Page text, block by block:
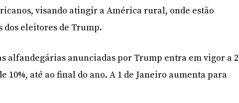
visando atingir a América rural, onde estão
dos eleitores de Trump.
alfandegárias anunciadas por Trump entra em vigor a
10%, até ao final do ano. A 1 de Janeiro aumenta para